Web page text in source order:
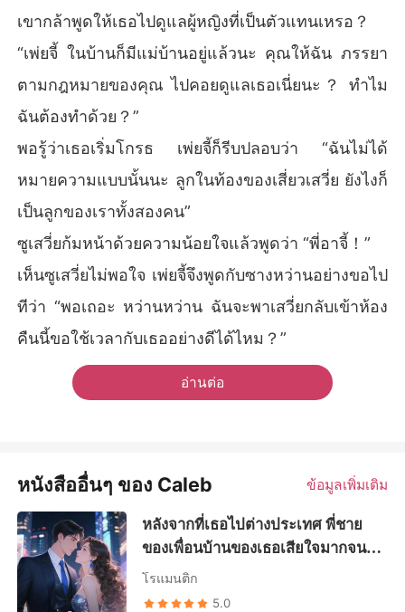
เขากล้าพูดให้เธอไปดูแลผู้หญิงที่เป็นตัวแทนเหรอ？
“เพ่ยจี้ ในบ้านก็มีแม่บ้านอยู่แล้วนะ คุณให้ฉัน ภรรยา
ตามกฎหมายของคุณ ไปคอยดูแลเธอเนี่ยนะ？ ทำไม
ฉันต้องทำด้วย？”
พอรู้ว่าเธอเริ่มโกรธ เพ่ยจี้ก็รีบปลอบว่า “ฉันไม่ได้
หมายความแบบนั้นนะ ลูกในท้องของเสี่ยวเสวี่ย ยังไงก็
เป็นลูกของเราทั้งสองคน”
ซูเสวี่ยก้มหน้าด้วยความน้อยใจแล้วพูดว่า “พี่อาจี้！”
เห็นซูเสวี่ยไม่พอใจ เพ่ยจี้จึงพูดกับซางหว่านอย่างขอไป
ทีว่า “พอเถอะ หว่านหว่าน ฉันจะพาเสวี่ยกลับเข้าห้อง
คืนนี้ขอใช้เวลากับเธออย่างดีได้ไหม？”
อ่านต่อ
หนังสืออื่นๆ ของ Caleb ข้อมูลเพิ่มเติม
หลังจากที่เธอไปต่างประเทศ พี่ชาย
ของเพื่อนบ้านของเธอเสียใจมากจน
เป็นบ้า
โรแมนติก
5.0